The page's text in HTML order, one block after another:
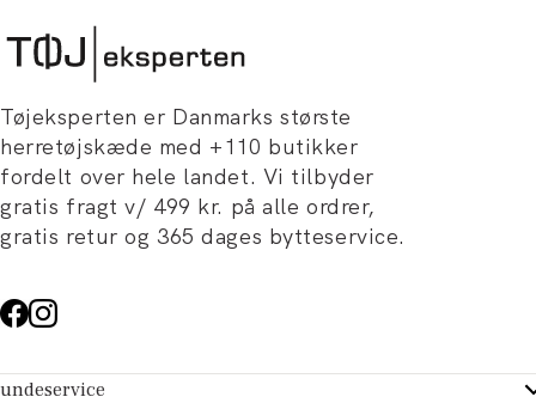
Tøjeksperten er Danmarks største
herretøjskæde med +110 butikker
fordelt over hele landet. Vi tilbyder
gratis fragt v/ 499 kr. på alle ordrer,
gratis retur og 365 dages bytteservice.